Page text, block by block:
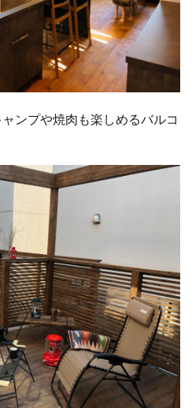
ンプや焼肉も楽しめるバルコ